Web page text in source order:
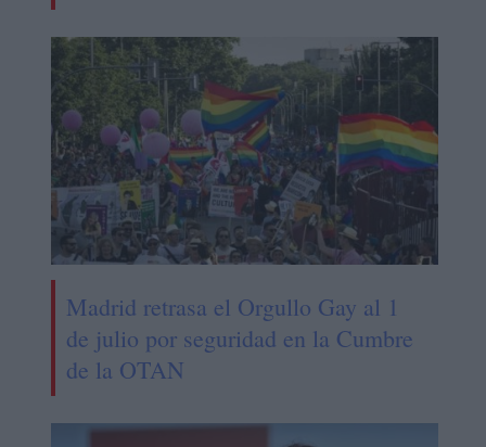
Madrid retrasa el Orgullo Gay al 1
de julio por seguridad en la Cumbre
de la OTAN